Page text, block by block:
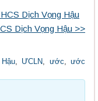
Dịch Vọng Hậu
Dịch Vọng Hậu >>
, ƯCLN, ước,ước